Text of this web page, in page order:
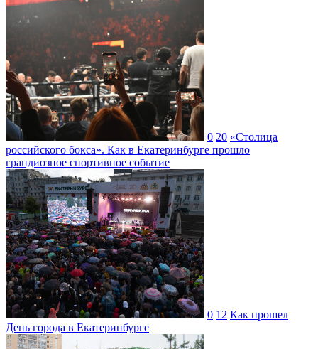
0 20 «Столица
российского бокса». Как в Екатеринбурге прошло
грандиозное спортивное событие
0 12 Как прошел
День города в Екатеринбурге